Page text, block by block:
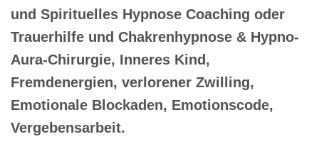
und Spirituelles Hypnose Coaching oder
Trauerhilfe und Chakrenhypnose & Hypno-
Aura-Chirurgie, Inneres Kind,
Fremdenergien, verlorener Zwilling,
Emotionale Blockaden, Emotionscode,
Vergebensarbeit.